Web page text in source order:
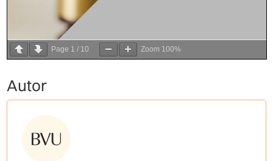
Page 1 / 10 Zoom 100%
Autor